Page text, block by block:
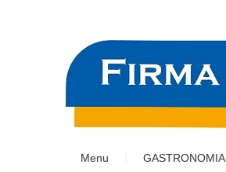
Menu GASTRONOMIA